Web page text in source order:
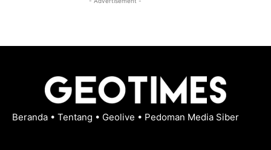
Beranda • Tentang • Geolive • Pedoman Media Siber